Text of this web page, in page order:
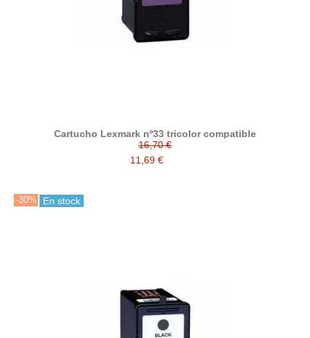
Cartucho Lexmark nº33 tricolor compatible
16,70 €
11,69 €
-30% En stock